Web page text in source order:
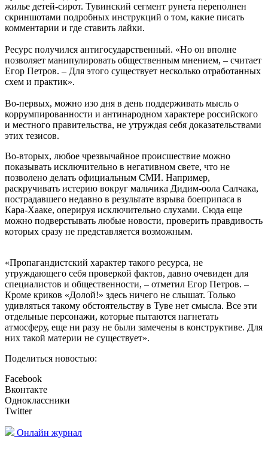
жилье детей-сирот. Тувинский сегмент рунета переполнен
скриншотами подробных инструкций о том, какие писать
комментарии и где ставить лайки.
Ресурс получился антигосударственный. «Но он вполне
позволяет манипулировать общественным мнением, – считает
Егор Петров. – Для этого существует несколько отработанных
схем и практик».
Во-первых, можно изо дня в день поддерживать мысль о
коррумпированности и антинародном характере российского
и местного правительства, не утруждая себя доказательствами
этих тезисов.
Во-вторых, любое чрезвычайное происшествие можно
показывать исключительно в негативном свете, что не
позволено делать официальным СМИ. Например,
раскручивать истерию вокруг мальчика Дидим-оола Салчака,
пострадавшего недавно в результате взрыва боеприпаса в
Кара-Хааке, оперируя исключительно слухами. Сюда еще
можно подверстывать любые новости, проверить правдивость
которых сразу не представляется возможным.
«Пропагандистский характер такого ресурса, не
утруждающего себя проверкой фактов, давно очевиден для
специалистов и общественности, – отметил Егор Петров. –
Кроме криков «Долой!» здесь ничего не слышат. Только
удивляться такому обстоятельству в Туве нет смысла. Все эти
отдельные персонажи, которые пытаются нагнетать
атмосферу, еще ни разу не были замечены в конструктиве. Для
них такой материи не существует».
Поделиться новостью:
Facebook
Вконтакте
Одноклассники
Twitter
Онлайн журнал